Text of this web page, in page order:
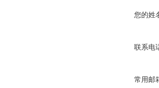
您的姓
联系电
常用邮